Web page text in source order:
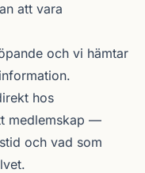
att vara
och vi hämtar
hos
medlemskap —
och vad som